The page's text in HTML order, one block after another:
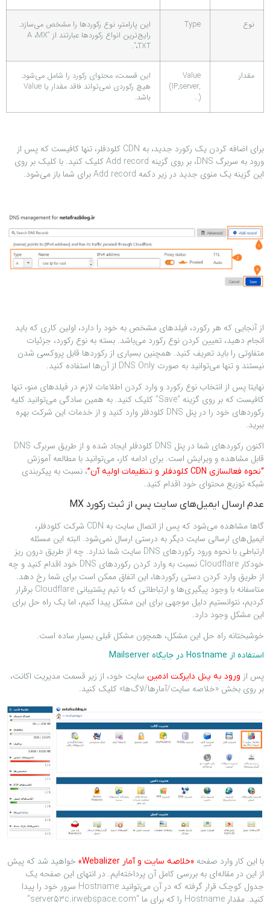
نوع Type
این پارامتر، نوع رکوردها را مشخص می‌سازد.
رایج‌ترین انواع رکوردها عبارتند از “A ،MX
،TXT”.
مقدار
Value
(IP,server,
…)
این قسمت، محتوای رکورد را شامل می‌شود.
هیچ رکوردی نمی‌تواند فاقد مقدار یا Value
باشد.
برای اضافه کردن یک رکورد جدید، به CDN کلودفلر، تنها کافیست که پس از
ورود به سربرگ DNS، بر روی گزینه Add record کلیک کنید. با کلیک بر روی
این گزینه یک منوی جدید در زیر دکمه Add record برای شما باز می‌شود.
از آنجایی که هر رکورد، فیلدهای مشخص به خود را دارد، اولین کاری که باید
انجام دهید، تعیین کردن نوع رکورد می‌باشد. بسته به نوع رکورد، جزئیات
متفاوتی را باید تعریف کنید. همچنین بسیاری از رکوردها قابل پروکسی شدن
نیستند و تنها می‌توانید به صورت DNS Only از آن‌ها استفاده کنید.
نهایتا پس از انتخاب نوع رکورد و وارد کردن اطلاعات لازم در فیلدهای منو، تنها
کافیست که بر روی گزینه “Save” کلیک کنید. به همین سادگی می‌توانید کلیه
رکوردهای خود را در پنل DNS کلودفلر وارد کنید و از خدمات این شرکت بهره
ببرید.
اکنون رکورد‌های شما در پنل DNS کلودفلر ایجاد شده و از طریق سربرگ DNS
قابل مشاهده و ویرایش است. برای ادامه کار، می‌توانید با مطالعه آموزش
“نحوه فعالسازی CDN کلودفلر و تنظیمات اولیه آن”
، نسبت به پیکربندی
شبکه توزیع محتوای خود اقدام کنید.
عدم ارسال ایمیل‌های سایت پس از ثبت رکورد MX
گاها مشاهده می‌شود که پس از اتصال سایت به CDN شرکت کلودفلر،
ایمیل‌های ارسالی سایت دیگر به درستی ارسال نمی‌شود. البته این مسئله
ارتباطی با نحوه ورود رکوردهای DNS سایت شما ندارد. چه از طریق درون ریز
خودکار Cloudflare نسبت به وارد کردن رکوردهای DNS خود اقدام کنید و چه
از طریق وارد کردن دستی رکوردها، این اتفاق ممکن است برای شما رخ دهد.
متاسفانه با وجود پیگیری‌ها و ارتباطاتی که با تیم پشتیبانی Cloudflare برقرار
کردیم، نتوانستیم دلیل موجهی برای این مشکل پیدا کنیم، اما یک راه حل برای
این مشکل وجود دارد.
خوشبختانه راه حل این مشکل، همچون مشکل قبلی بسیار ساده است.
استفاده از Hostname در جایگاه Mailserver
پس از ورود به پنل دایرکت ادمین سایت خود، از زیر قسمت مدیریت اکانت،
بر روی بخش «خلاصه سایت/آمارها/لاگ‌ها» کلیک کنید.
با این کار وارد صفحه «خلاصه سایت و آمار Webalizer»
خواهید شد که پیش
از این در مقاله‌ای به بررسی کامل آن پرداخته‌ایم. در انتهای این صفحه یک
جدول کوچک قرار گرفته که در آن می‌توانید Hostname سرور خود را پیدا
کنید. مقدار Hostname را که برای ما “server53c.irwebspace.com”